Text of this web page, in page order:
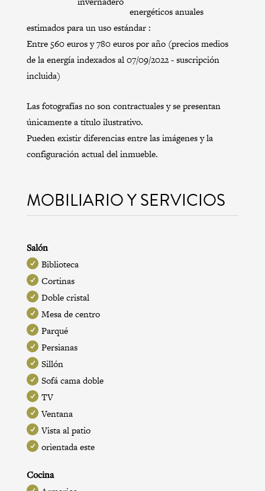
energéticos anuales
estimados para un uso estándar :
Entre 560 euros y 780 euros por año (precios medios
de la energía indexados al 07/09/2022 - suscripción
incluida)
Las fotografías no son contractuales y se presentan
únicamente a título ilustrativo.
Pueden existir diferencias entre las imágenes y la
configuración actual del inmueble.
MOBILIARIO Y SERVICIOS
Salón
Biblioteca
Cortinas
Doble cristal
Mesa de centro
Parqué
Persianas
Sillón
Sofá cama doble
TV
Ventana
Vista al patio
orientada este
Cocina